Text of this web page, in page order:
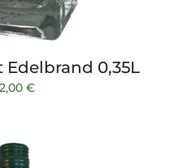
0,35L
€